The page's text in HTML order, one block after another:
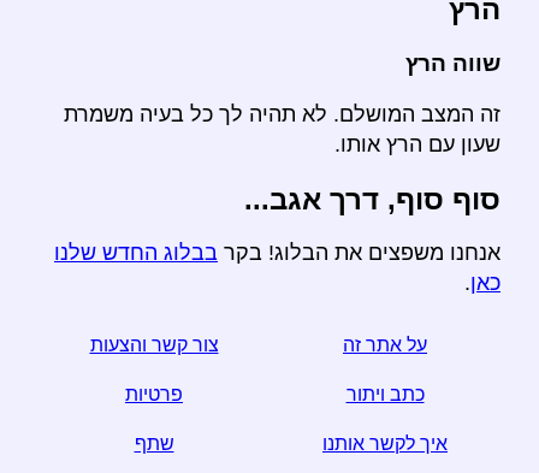
הרץ
שווה הרץ
זה המצב המושלם. לא תהיה לך כל בעיה משמרת
שעון עם הרץ אותו.
סוף סוף, דרך אגב...
אנחנו משפצים את הבלוג! בקר בבלוג החדש שלנו
כאן.
על אתר זה צור קשר והצעות
כתב ויתור פרטיות
איך לקשר אותנו שתף